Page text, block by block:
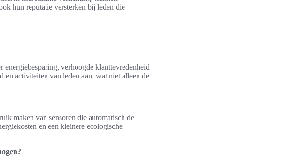
hun reputatie versterken bij leden die
verhoogde klanttevredenheid
en activiteiten van leden aan, wat niet alleen de
maken van sensoren die automatisch de
en een kleinere ecologische